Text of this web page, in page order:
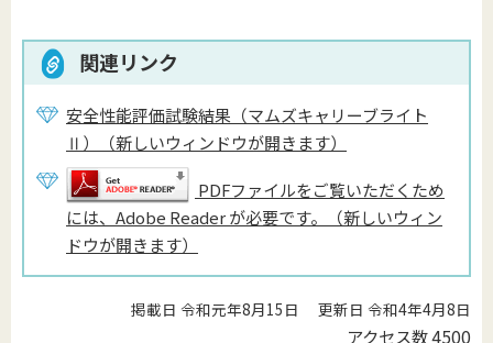
関連リンク
安全性能評価試験結果（マムズキャリーブライト
Ⅱ）（新しいウィンドウが開きます）
PDFファイルをご覧いただくため
には、Adobe Reader が必要です。（新しいウィン
ドウが開きます）
掲載日 令和元年8月15日 更新日 令和4年4月8日
アクセス数4500